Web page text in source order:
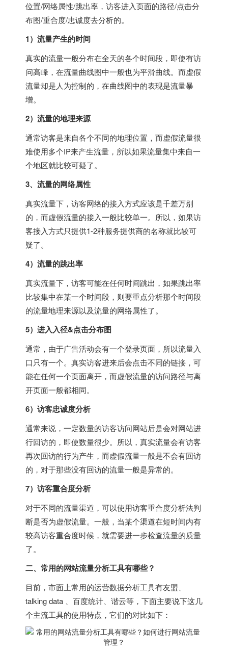
位置/网络属性/跳出率，访客进入页面的路径/点击分
布图/重合度/忠诚度去分析的。
1）流量产生的时间
真实的流量一般分布在全天的各个时间段，即使有访
问高峰，在流量曲线图中一般也为平滑曲线。而虚假
流量却是人为控制的，在曲线图中的表现是流量暴
增。
2）流量的地理来源
通常访客是来自各个不同的地理位置，而虚假流量很
难使用多个IP来产生流量，所以如果流量集中来自一
个地区就比较可疑了。
3、流量的网络属性
真实流量下，访客网络的接入方式应该是千差万别
的，而虚假流量的接入一般比较单一。所以，如果访
客接入方式只提供1-2种服务提供商的名称就比较可
疑了。
4）流量的跳出率
真实流量下，访客可能在任何时间跳出，如果跳出率
比较集中在某一个时间段，则要重点分析那个时间段
的流量地理来源以及流量的网络属性了。
5）进入入径&点击分布图
通常，由于广告活动会有一个登录页面，所以流量入
口只有一个。真实访客进来后会点击不同的链接，可
能在任何一个页面离开，而虚假流量的访问路径与离
开页面一般都相同。
6）访客忠诚度分析
通常来说，一定数量的访客访问网站后是会对网站进
行回访的，即使数量很少。所以，真实流量会有访客
再次回访的行为产生，而虚假流量一般是不会有回访
的，对于那些没有回访的流量一般是异常的。
7）访客重合度分析
对于不同的流量渠道，可以使用访客重合度分析法判
断是否为虚假流量。一般，当某个渠道在短时间内有
较高访客重合度时候，就需要进一步检查流量的质量
了。
二、常用的网站流量分析工具有哪些？
目前，市面上常用的运营数据分析工具有友盟、
talking data 、百度统计、谐云等，下面主要说下这几
个主流工具的使用特点，它们的对比如下：